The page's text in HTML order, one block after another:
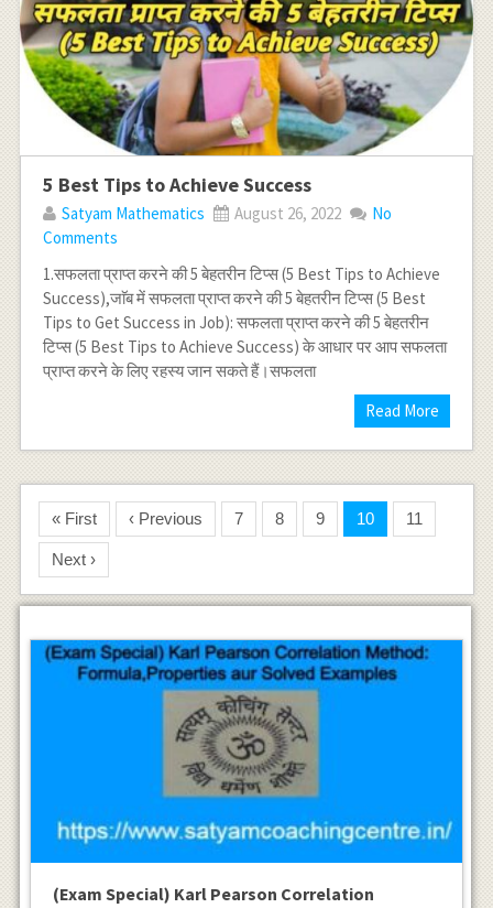
5 Best Tips to Achieve Success
Satyam Mathematics August 26, 2022
No
Comments
1.सफलता प्राप्त करने की 5 बेहतरीन टिप्स (5 Best Tips to Achieve
Success),जाॅब में सफलता प्राप्त करने की 5 बेहतरीन टिप्स (5 Best
Tips to Get Success in Job): सफलता प्राप्त करने की 5 बेहतरीन
टिप्स (5 Best Tips to Achieve Success) के आधार पर आप सफलता
प्राप्त करने के लिए रहस्य जान सकते हैं।सफलता
Read More
« First ‹ Previous 7 8 9 10 11
Next ›
(Exam Special) Karl Pearson Correlation